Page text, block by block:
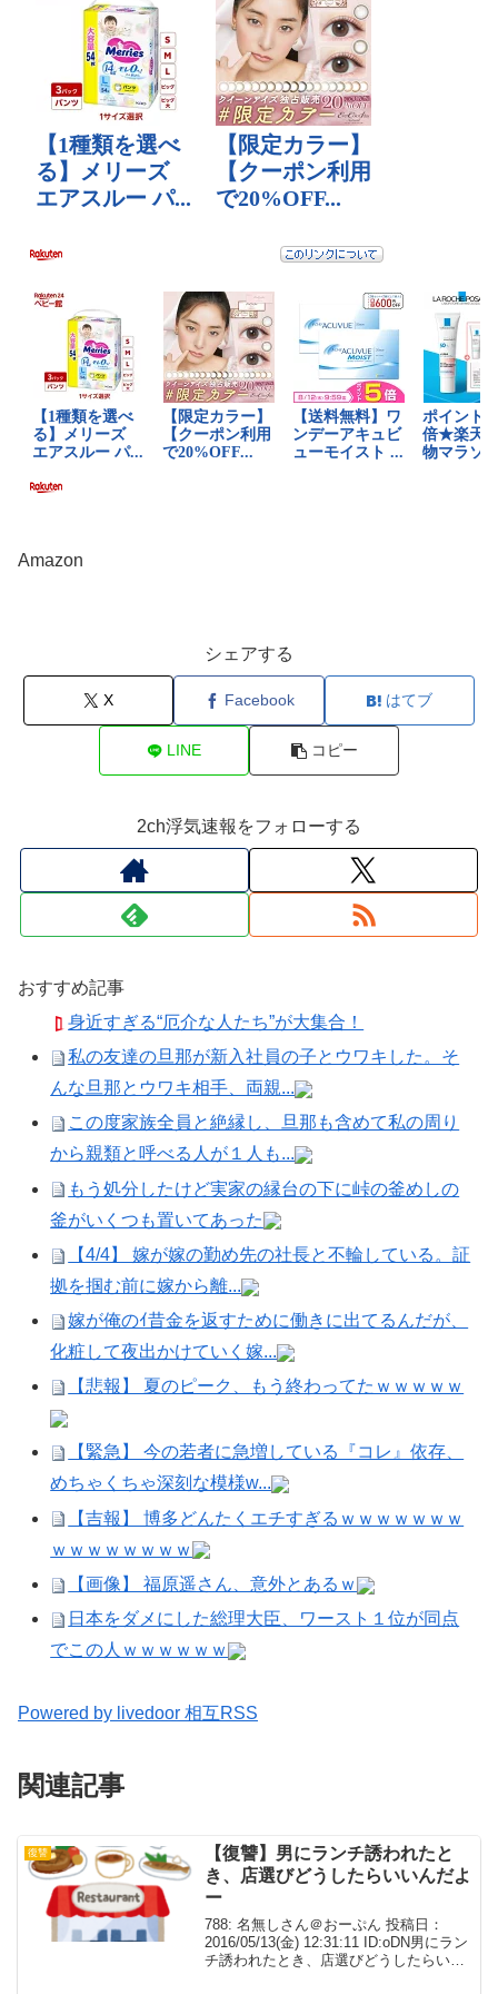
Amazon
シェアする
X Facebook はてブ
LINE コピー
2ch浮気速報をフォローする
おすすめ記事
身近すぎる“厄介な人たち”が大集合！
私の友達の旦那が新入社員の子とウワキした。そ
んな旦那とウワキ相手、両親...
この度家族全員と絶縁し、旦那も含めて私の周り
から親類と呼べる人が１人も...
もう処分したけど実家の縁台の下に峠の釜めしの
釜がいくつも置いてあった
【4/4】 嫁が嫁の勤め先の社長と不輪している。証
拠を掴む前に嫁から離...
嫁が俺のｲ昔金を返すために働きに出てるんだが、
化粧して夜出かけていく嫁...
【悲報】 夏のピーク、もう終わってたｗｗｗｗｗ
【緊急】 今の若者に急増している『コレ』依存、
めちゃくちゃ深刻な模様w...
【吉報】 博多どんたくエチすぎるｗｗｗｗｗｗｗ
ｗｗｗｗｗｗｗｗ
【画像】 福原遥さん、意外とあるｗ
日本をダメにした総理大臣、ワースト１位が同点
でこの人ｗｗｗｗｗｗ
Powered by livedoor 相互RSS
関連記事
復讐
【復讐】男にランチ誘われたと
き、店選びどうしたらいいんだよ
ー
788: 名無しさん＠おーぷん 投稿日：
2016/05/13(金) 12:31:11 ID:oDN男にラン
チ誘われたとき、店選びどうしたらいい